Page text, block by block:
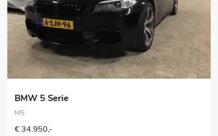
BMW 5 Serie
M5
€ 34.950,-